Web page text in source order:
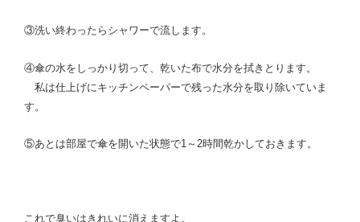
③洗い終わったらシャワーで流します。
④傘の水をしっかり切って、乾いた布で水分を拭きとります。
私は仕上げにキッチンペーパーで残った水分を取り除いていま
す。
⑤あとは部屋で傘を開いた状態で1～2時間乾かしておきます。
これで臭いはきれいに消えますよ。